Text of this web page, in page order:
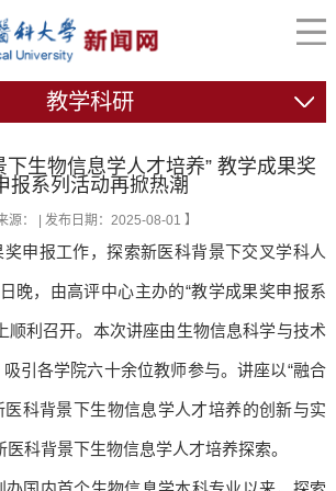
教学科研
下生物信息学人才培养” 教学成果奖
报系列活动再掀热潮
来源： | 发布日期：2025-08-01 】
申报工作，探索新医科背景下交叉学科人
晚，由高评中心主办的“教学成果奖申报系
顺利召开。本次讲座由生物信息科学与技术
引各学院六十余位教师参与。讲座以“融合
科背景下生物信息学人才培养的创新与实
医科背景下生物信息学人才培养探索。